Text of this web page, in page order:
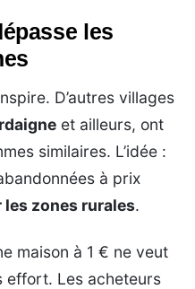
les
D’autres villages
et ailleurs, ont
similaires. L’idée :
à prix
les zones rurales.
maison à 1 € ne veut
effort. Les acheteurs